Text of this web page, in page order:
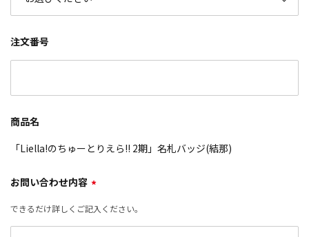
注文番号
商品名
「Liella!のちゅーとりえら!! 2期」名札バッジ(結那)
お問い合わせ内容 *
できるだけ詳しくご記入ください。